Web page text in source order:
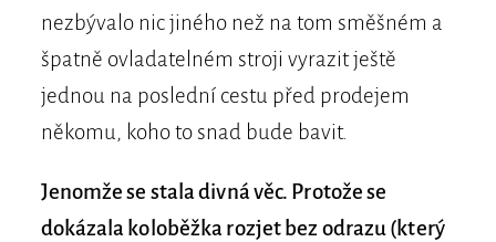
nezbývalo nic jiného než na tom směšném a
špatně ovladatelném stroji vyrazit ještě
jednou na poslední cestu před prodejem
někomu, koho to snad bude bavit.
Jenomže se stala divná věc. Protože se
dokázala koloběžka rozjet bez odrazu (který